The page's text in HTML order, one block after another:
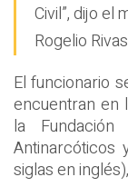
Civil”, dijo el
Rogelio
El funcionario
encuentran en
la
Antinarcóticos
siglas en